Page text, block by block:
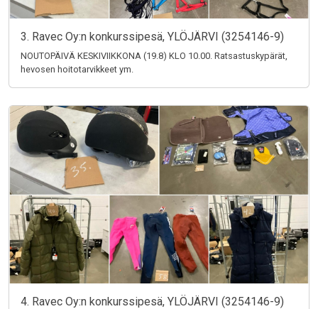
3. Ravec Oy:n konkurssipesä, YLÖJÄRVI (3254146-9)
NOUTOPÄIVÄ KESKIVIIKKONA (19.8) KLO 10.00. Ratsastuskypärät,
hevosen hoitotarvikkeet ym.
4. Ravec Oy:n konkurssipesä, YLÖJÄRVI (3254146-9)